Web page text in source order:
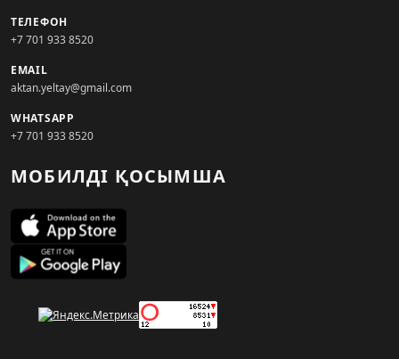
ТЕЛЕФОН
+7 701 933 8520
EMAIL
aktan.yeltay@gmail.com
WHATSAPP
+7 701 933 8520
МОБИЛДІ ҚОСЫМША